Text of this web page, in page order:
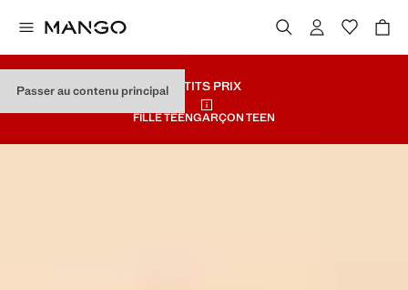
Passer au contenu principalPETITS PRIX
FILLE TEENGARÇON TEEN